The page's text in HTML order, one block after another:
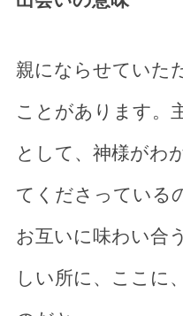
親にならせていた
ことがあります。
として、神様がわ
てくださっている
お互いに味わい合
しい所に、ここに